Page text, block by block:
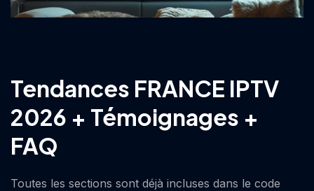
Tendances FRANCE IPTV
2026 + Témoignages +
FAQ
Toutes les sections sont déjà incluses dans le code